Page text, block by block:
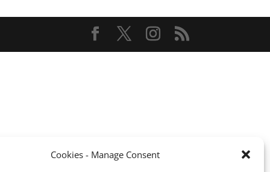
Cookies - Manage Consent